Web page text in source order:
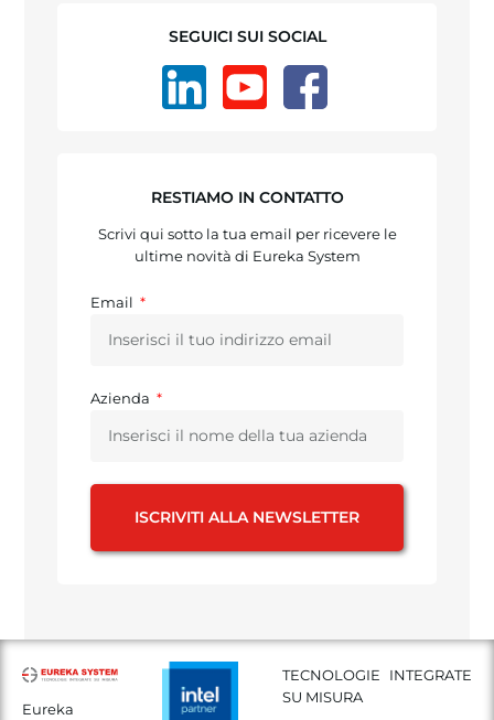
SEGUICI SUI SOCIAL
RESTIAMO IN CONTATTO
Scrivi qui sotto la tua email per ricevere le
ultime novità di Eureka System
Email
Azienda
ISCRIVITI ALLA NEWSLETTER
TECNOLOGIE INTEGRATE
SU MISURA
Eureka